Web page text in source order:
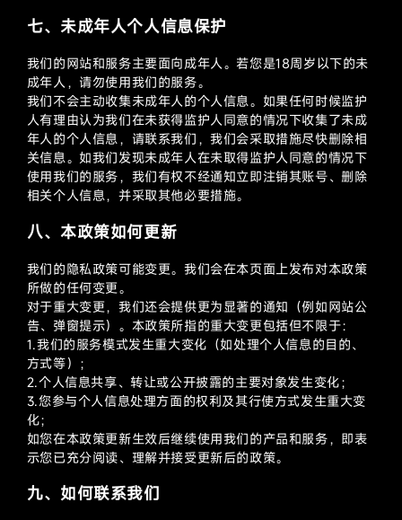
七、未成年人个人信息保护
我们的网站和服务主要面向成年人。若您是18周岁以下的未
成年人，请勿使用我们的服务。
我们不会主动收集未成年人的个人信息。如果任何时候监护
人有理由认为我们在未获得监护人同意的情况下收集了未成
年人的个人信息，请联系我们，我们会采取措施尽快删除相
关信息。如我们发现未成年人在未取得监护人同意的情况下
使用我们的服务，我们有权不经通知立即注销其账号、删除
相关个人信息，并采取其他必要措施。
八、本政策如何更新
我们的隐私政策可能变更。我们会在本页面上发布对本政策
所做的任何变更。
对于重大变更，我们还会提供更为显著的通知（例如网站公
告、弹窗提示）。本政策所指的重大变更包括但不限于：
1.我们的服务模式发生重大变化（如处理个人信息的目的、
方式等）；
2.个人信息共享、转让或公开披露的主要对象发生变化；
3.您参与个人信息处理方面的权利及其行使方式发生重大变
化；
如您在本政策更新生效后继续使用我们的产品和服务，即表
示您已充分阅读、理解并接受更新后的政策。
九、如何联系我们